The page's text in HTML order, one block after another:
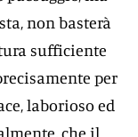
non basterà
sufficiente
per
laborioso ed
che il